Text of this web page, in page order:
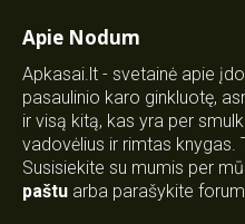
Apie Nodum
Apkasai.lt - svetainė apie
pasaulinio karo ginkluotę,
ir visą kitą, kas yra per
vadovėlius ir rimtas knygas.
Susisiekite su mumis per
paštu arba parašykite